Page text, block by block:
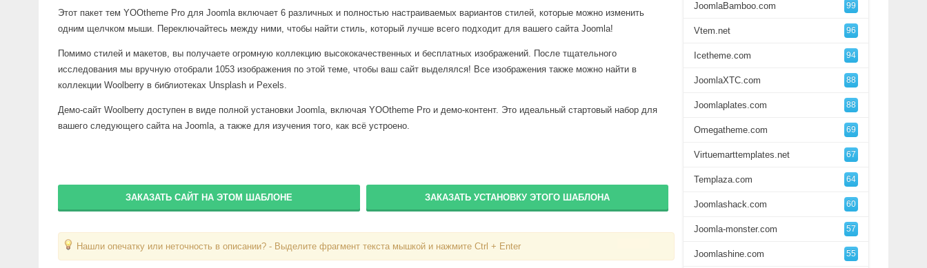
Этот пакет тем YOOtheme Pro для Joomla включает 6 различных и полностью настраиваемых вариантов стилей, которые можно изменить
одним щелчком мыши. Переключайтесь между ними, чтобы найти стиль, который лучше всего подходит для вашего сайта Joomla!
Помимо стилей и макетов, вы получаете огромную коллекцию высококачественных и бесплатных изображений. После тщательного
исследования мы вручную отобрали 1053 изображения по этой теме, чтобы ваш сайт выделялся! Все изображения также можно найти в
коллекции Woolberry в библиотеках Unsplash и Pexels.
Демо-сайт Woolberry доступен в виде полной установки Joomla, включая YOOtheme Pro и демо-контент. Это идеальный стартовый набор для
вашего следующего сайта на Joomla, а также для изучения того, как всё устроено.
ЗАКАЗАТЬ САЙТ НА ЭТОМ ШАБЛОНЕ ЗАКАЗАТЬ УСТАНОВКУ ЭТОГО ШАБЛОНА
Нашли опечатку или неточность в описании? - Выделите фрагмент текста мышкой и нажмите Ctrl + Enter
JoomlaBamboo.com 99
Vtem.net 96
Icetheme.com 94
JoomlaXTC.com 88
Joomlaplates.com 88
Omegatheme.com 69
Virtuemarttemplates.net 67
Templaza.com 64
Joomlashack.com 60
Joomla-monster.com 57
Joomlashine.com 55
Вход